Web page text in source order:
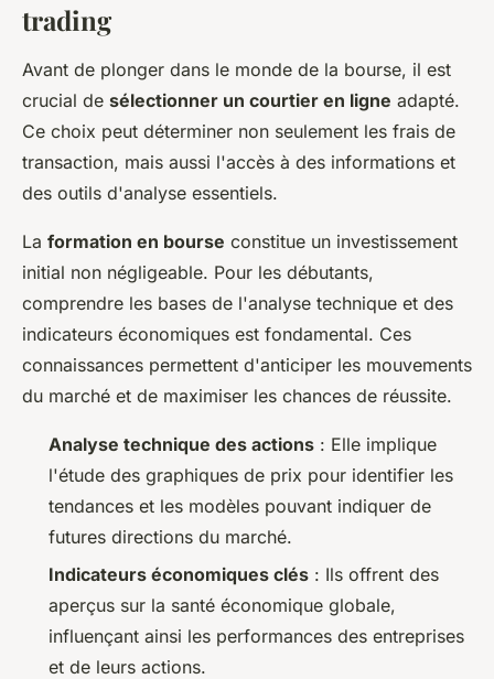
trading
Avant de plonger dans le monde de la bourse, il est
crucial de sélectionner un courtier en ligne adapté.
Ce choix peut déterminer non seulement les frais de
transaction, mais aussi l'accès à des informations et
des outils d'analyse essentiels.
La formation en bourse constitue un investissement
initial non négligeable. Pour les débutants,
comprendre les bases de l'analyse technique et des
indicateurs économiques est fondamental. Ces
connaissances permettent d'anticiper les mouvements
du marché et de maximiser les chances de réussite.
Analyse technique des actions : Elle implique
l'étude des graphiques de prix pour identifier les
tendances et les modèles pouvant indiquer de
futures directions du marché.
Indicateurs économiques clés : Ils offrent des
aperçus sur la santé économique globale,
influençant ainsi les performances des entreprises
et de leurs actions.